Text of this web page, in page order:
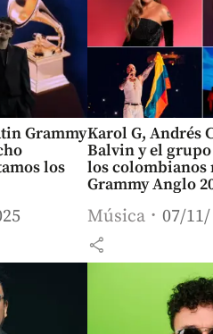
Grammy
los
Karol G, Andrés
Balvin y el
los colombianos
Grammy Anglo
Música 07/11/
share